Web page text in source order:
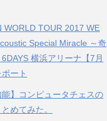
WORLD TOUR 2017 WE
Special Miracle ～奇
横浜アリーナ【7月
ート
能】コンピュータチェスの
めてみた。